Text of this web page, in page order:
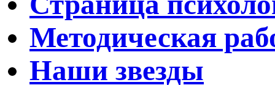
Методическая
Наши звезды